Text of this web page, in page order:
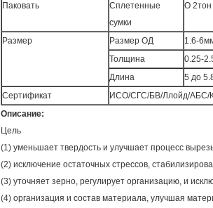
Паковать
Сплетенные
сумки
О 2тон
Размер Размер ОД
1.6-
Толщина
0.25-
Длина
5 до
Сертификат
ИСО/СГС/БВ/Ллойд/
Описание:
Цель
(1) уменьшает твердость и улучшает процесс
(2) исключение остаточных стрессов,
(3) уточняет зерно, регулирует организацию, и
(4) организация и состав материала, улучшая